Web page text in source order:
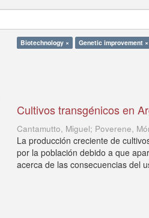
Biotechnology × Genetic improvement ×
Cultivos transgénicos en
Cantamutto, Miguel; Poverene,
La producción creciente de
por la población debido a que
acerca de las consecuencias del